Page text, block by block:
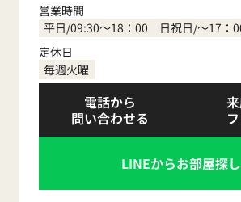
営業時間
平日/09:30～18：00 日祝日/～17：
定休日
毎週火曜
電話から
問い合わせる
LINEからお部屋探し